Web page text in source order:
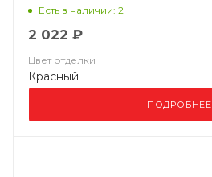
Есть в наличии: 2
2 022 ₽
Цвет отделки
Красный
ПОДРОБНЕЕ